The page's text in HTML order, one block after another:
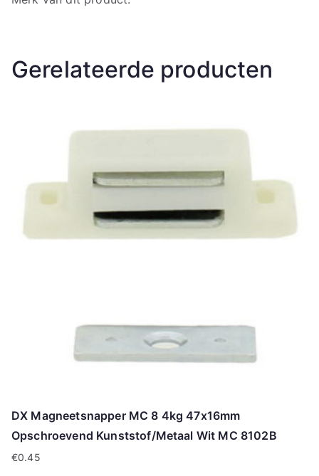
Gerelateerde producten
DX Magneetsnapper MC 8 4kg 47x16mm
Opschroevend Kunststof/Metaal Wit MC 8102B
€0.45